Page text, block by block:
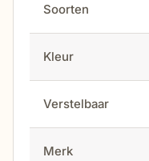
Soorten
Kleur
Verstelbaar
Merk